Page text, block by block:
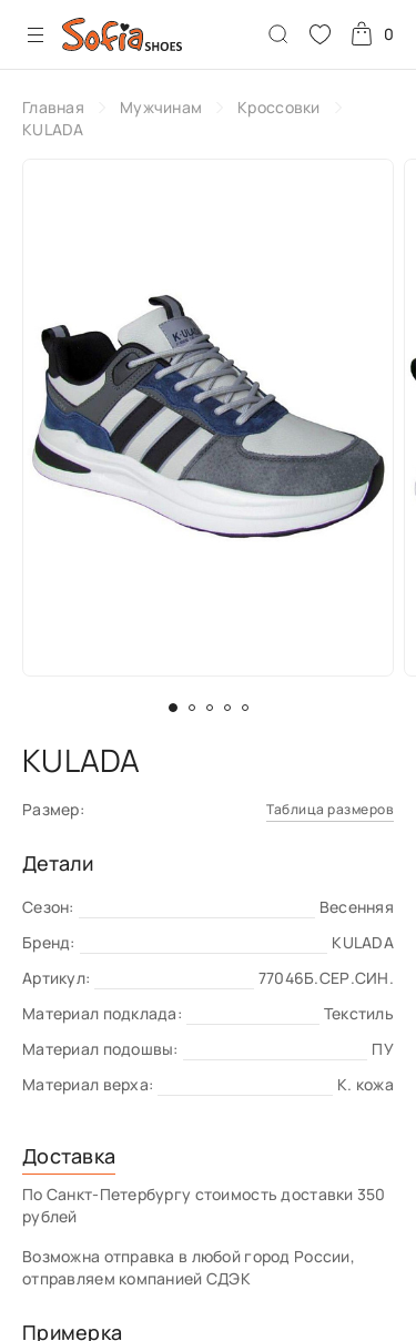
0
Главная Мужчинам
Кроссовки
KULADA
KULADA
Размер: Таблица размеров
Детали
Сезон:
Весенняя
Бренд:
KULADA
Артикул:
77046Б.СЕР.СИН.
Материал подклада:
Текстиль
Материал подошвы:
ПУ
Материал верха:
К. кожа
Доставка
По Санкт-Петербургу стоимость доставки 350
рублей
Возможна отправка в любой город России,
отправляем компанией СДЭК
Примерка